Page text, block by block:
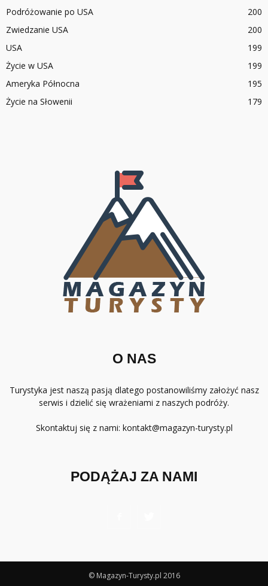
Podróżowanie po USA
200
Zwiedzanie USA
200
USA
199
Życie w USA
199
Ameryka Północna
195
Życie na Słowenii
179
O NAS
Turystyka jest naszą pasją dlatego postanowiliśmy założyć nasz
serwis i dzielić się wrażeniami z naszych podróży.
Skontaktuj się z nami: kontakt@magazyn-turysty.pl
PODĄŻAJ ZA NAMI
© Magazyn-Turysty.pl 2016